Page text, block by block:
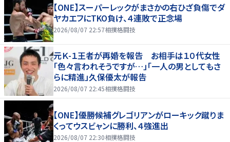
【ONE】スーパーレックがまさかの右ひざ負傷でダ
ヤカエフにTKO負け、４連敗で正念場
2026/08/07 22:57相撲格闘技
元Ｋ-１王者が再婚を報告 お相手は１０代女性
「色々言われそうですが…」「一人の男としてもさ
らに精進」久保優太が報告
2026/08/07 22:45相撲格闘技
【ONE】優勝候補グレゴリアンがローキック蹴りま
くってウスビャンに勝利、４強進出
2026/08/07 22:30相撲格闘技